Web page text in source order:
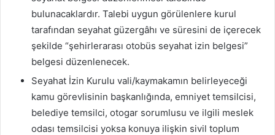
bulunacaklardır. Talebi uygun görülenlere kurul
tarafından seyahat güzergâhı ve süresini de içerecek
şekilde “şehirlerarası otobüs seyahat izin belgesi”
belgesi düzenlenecek.
Seyahat İzin Kurulu vali/kaymakamın belirleyeceği
kamu görevlisinin başkanlığında, emniyet temsilcisi,
belediye temsilci, otogar sorumlusu ve ilgili meslek
odası temsilcisi yoksa konuya ilişkin sivil toplum